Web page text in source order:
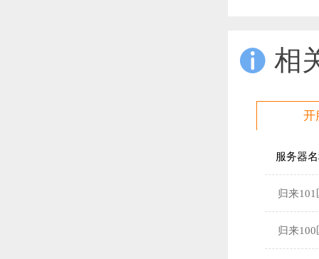
 相
开
服务器
归来101
归来100